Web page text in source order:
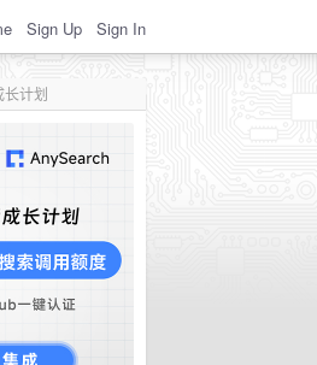
Sign Up Sign In
计划